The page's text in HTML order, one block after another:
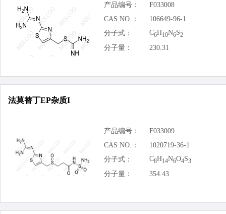
产品编号：
F033008
CAS NO.：
106649-96-1
分子式：
C6H10N6S2
分子量： 230.31
法莫替丁EP杂质I
产品编号：
F033009
CAS NO.：
1020719-36-1
分子式：
C8H14N6O4S3
分子量： 354.43